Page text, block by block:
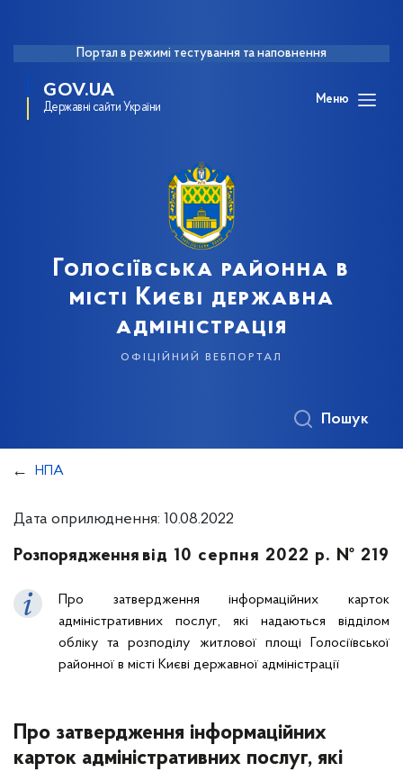
Портал в режимі тестування та наповнення
GOV.UA
Державні сайти України
Меню
Голосіївська районна в
місті Києві державна
адміністрація
офіційний вебпортал
Пошук
НПА
Дата оприлюднення: 10.08.2022
Розпорядження від 10 серпня 2022 р. № 219
Про затвердження інформаційних карток
адміністративних послуг, які надаються відділом
обліку та розподілу житлової площі Голосіївської
районної в місті Києві державної адміністрації
Про затвердження інформаційних
карток адміністративних послуг, які